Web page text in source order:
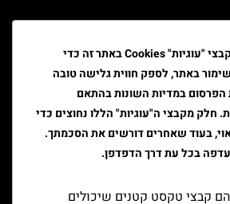
אנו משתמשים בקבצי "עוגיות" Cookies באתר זה כדי
באתר, לספק חווית גלישה טובה
הפרסום במדיות השונות בהתאם
חלק מקבצי ה"עוגיות" הללו נחוצים כדי
בעוד שאחרים דורשים את הסכמתך.
בכל עת דרך הדפדפן.
קובצי Cookie הם קבצי טקסט קטנים שיכולים